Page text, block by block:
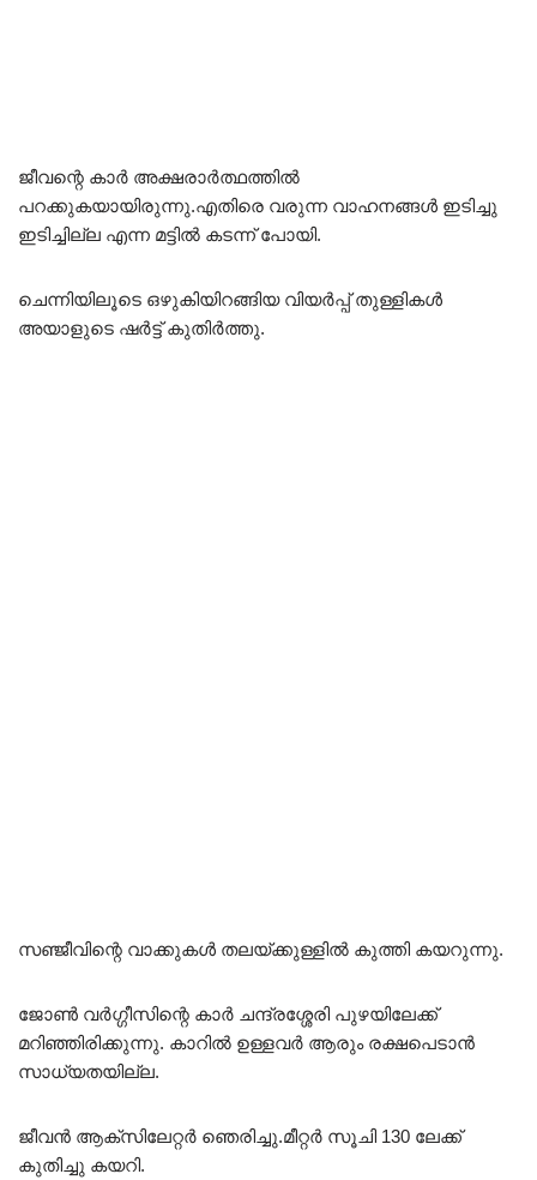
ജീവന്റെ കാർ അക്ഷരാർത്ഥത്തിൽ
പറക്കുകയായിരുന്നു.എതിരെ വരുന്ന വാഹനങ്ങൾ ഇടിച്ചു
ഇടിച്ചില്ല എന്ന മട്ടിൽ കടന്ന് പോയി.
ചെന്നിയിലൂടെ ഒഴുകിയിറങ്ങിയ വിയർപ്പ് തുള്ളികൾ
അയാളുടെ ഷർട്ട് കുതിർത്തു.
സഞ്ജീവിന്റെ വാക്കുകൾ തലയ്ക്കുള്ളിൽ കുത്തി കയറുന്നു.
ജോൺ വർഗ്ഗീസിന്റെ കാർ ചന്ദ്രശ്ശേരി പുഴയിലേക്ക്
മറിഞ്ഞിരിക്കുന്നു. കാറിൽ ഉള്ളവർ ആരും രക്ഷപെടാൻ
സാധ്യതയില്ല.
ജീവൻ ആക്‌സിലേറ്റർ ഞെരിച്ചു.മീറ്റർ സൂചി 130 ലേക്ക്
കുതിച്ചു കയറി.